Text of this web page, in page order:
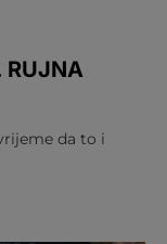
RUJNA
da to i